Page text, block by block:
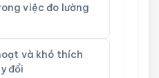
việc đo lường
và khó thích
đổi